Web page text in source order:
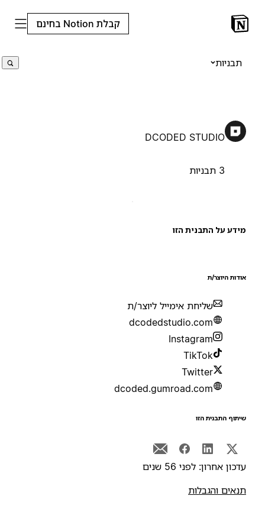
קבלת Notion בחינם
תבניות
DCODED STUDIO
על התבנית הזו
היוצר/ת
שליחת אימייל ליוצר/ת
dcodedstudio.com
Instagram
TikTok
Twitter
dcoded.gumroad.com
התבנית הזו
אחרון: לפני 56 שנים
והגבלות